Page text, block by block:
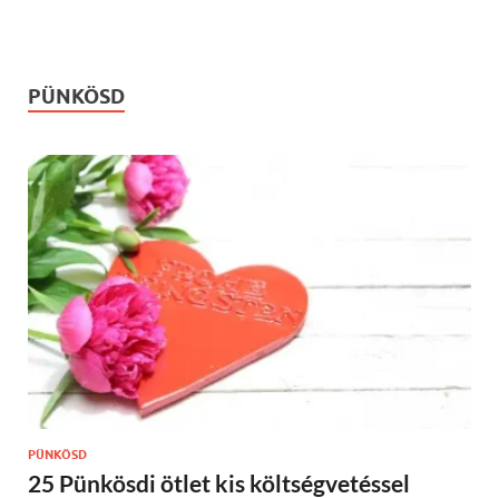
PÜNKÖSD
PÜNKÖSD
25 Pünkösdi ötlet kis költségvetéssel